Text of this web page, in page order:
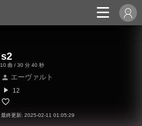
s2
10 曲 / 30 分 40 秒
person エーヴァルト
play_arrow 12
最終更新: 2025-02-11 01:05:29